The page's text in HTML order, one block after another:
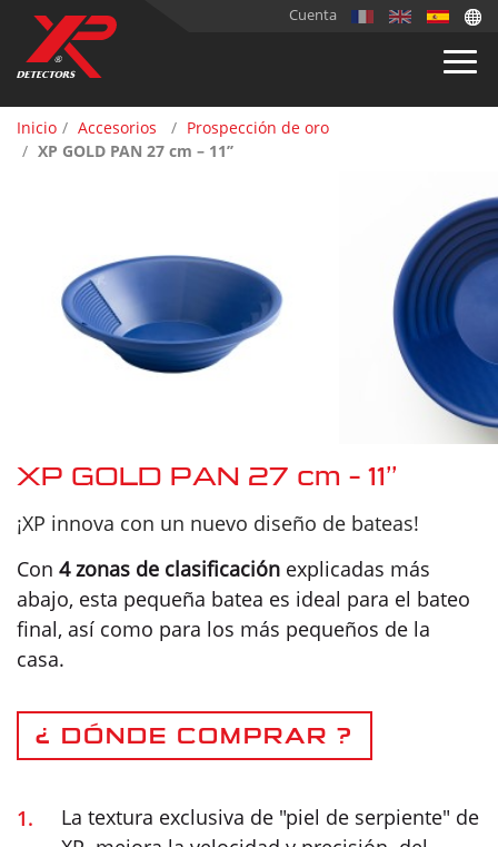
Cuenta
Inicio Accesorios
Prospección de oro
XP GOLD PAN 27 cm – 11’’
XP GOLD PAN 27 cm – 11’’
¡XP innova con un nuevo diseño de bateas!
Con 4 zonas de clasificación explicadas más
abajo, esta pequeña batea es ideal para el bateo
final, así como para los más pequeños de la
casa.
¿ DÓNDE COMPRAR ?
La textura exclusiva de "piel de serpiente" de